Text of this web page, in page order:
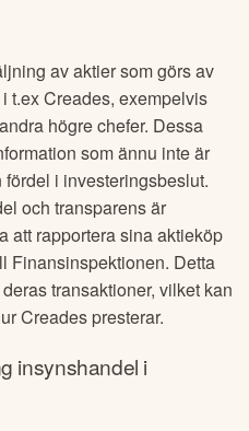
av aktier som görs av
i t.exCreades, exempelvis
högre chefer. Dessa
som ännu inte är
i investeringsbeslut.
och transparens är
att rapportera sina aktieköp
Finansinspektionen. Detta
transaktioner, vilket kan
Creades presterar.
insynshandel i